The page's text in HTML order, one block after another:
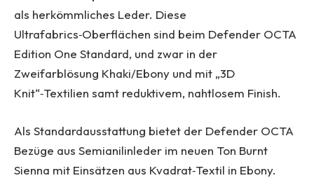
als herkömmliches Leder. Diese
Ultrafabrics‑Oberflächen sind beim Defender OCTA
Edition One Standard, und zwar in der
Zweifarblösung Khaki/Ebony und mit „3D
Knit“‑Textilien samt reduktivem, nahtlosem Finish.
Als Standardausstattung bietet der Defender OCTA
Bezüge aus Semianilinleder im neuen Ton Burnt
Sienna mit Einsätzen aus Kvadrat‑Textil in Ebony.